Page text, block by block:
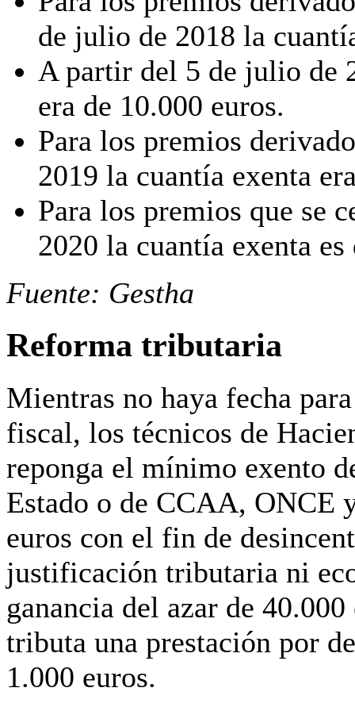
de julio de 2018 la
A partir del 5 de julio de
era de 10.000 euros.
Para los premios
2019 la cuantía exenta
Para los premios que se
2020 la cuantía exenta
Fuente: Gestha
Reforma tributaria
Mientras no haya fecha
fiscal, los técnicos de
reponga el mínimo exento
Estado o de CCAA, ONCE
euros con el fin de
justificación tributaria ni
ganancia del azar de
tributa una prestación por
1.000 euros.